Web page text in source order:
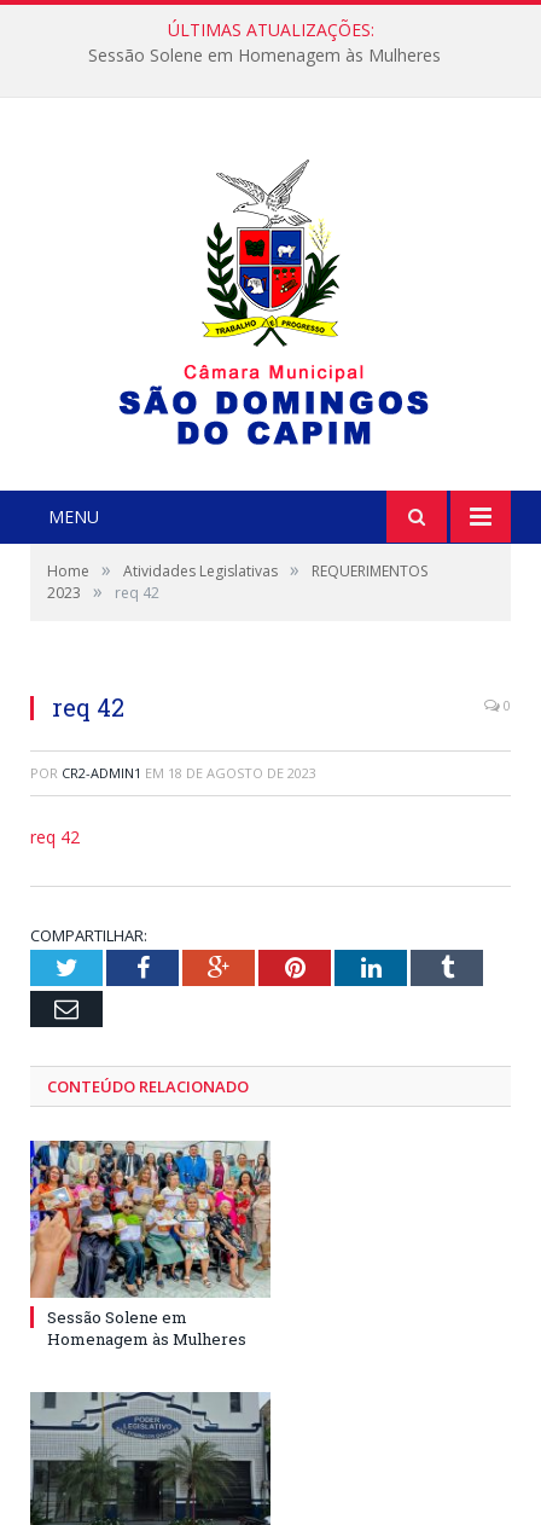
ÚLTIMAS ATUALIZAÇÕES:
Sessão Solene em Homenagem às Mulheres
MENU
Home » Atividades Legislativas »
REQUERIMENTOS
2023
» req 42
req 42 0
POR CR2-ADMIN1 EM 18 DE AGOSTO DE 2023
req 42
COMPARTILHAR:
TwitterFacebookGoogle+PinterestLinkedInTumblr
Email
CONTEÚDO RELACIONADO
Sessão Solene em
Homenagem às Mulheres